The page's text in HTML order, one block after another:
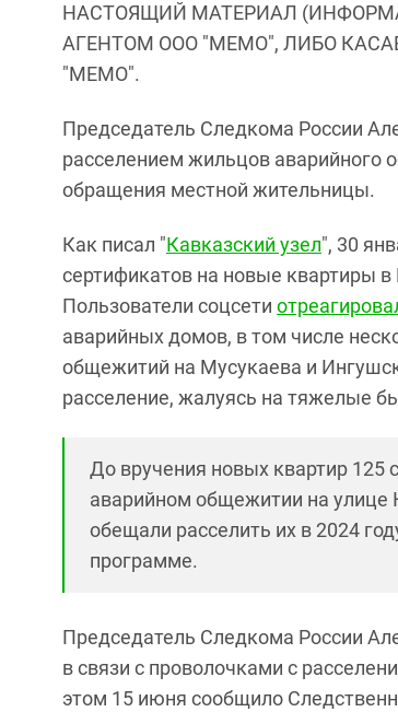
НАСТОЯЩИЙ МАТЕРИАЛ
АГЕНТОМ ООО "МЕМО", ЛИБО
"МЕМО".
Председатель Следкома России
расселением жильцов аварийного
обращения местной жительницы.
Как писал "Кавказский узел", 30
сертификатов на новые квартиры
Пользователи соцсети
аварийных домов, в том числе
общежитий на Мусукаева и
расселение, жалуясь на тяжелые
До вручения новых квартир 125
аварийном общежитии на улице
обещали расселить их в 2024
программе.
Председатель Следкома России
в связи с проволочками с
этом 15 июня сообщило